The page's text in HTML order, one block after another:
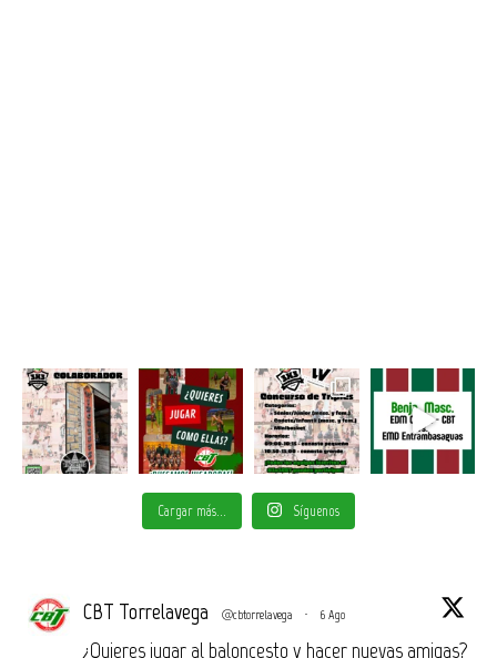
Cargar más... Síguenos
CBT Torrelavega @cbtorrelavega · 6 Ago
¿Quieres jugar al baloncesto y hacer nuevas amigas?